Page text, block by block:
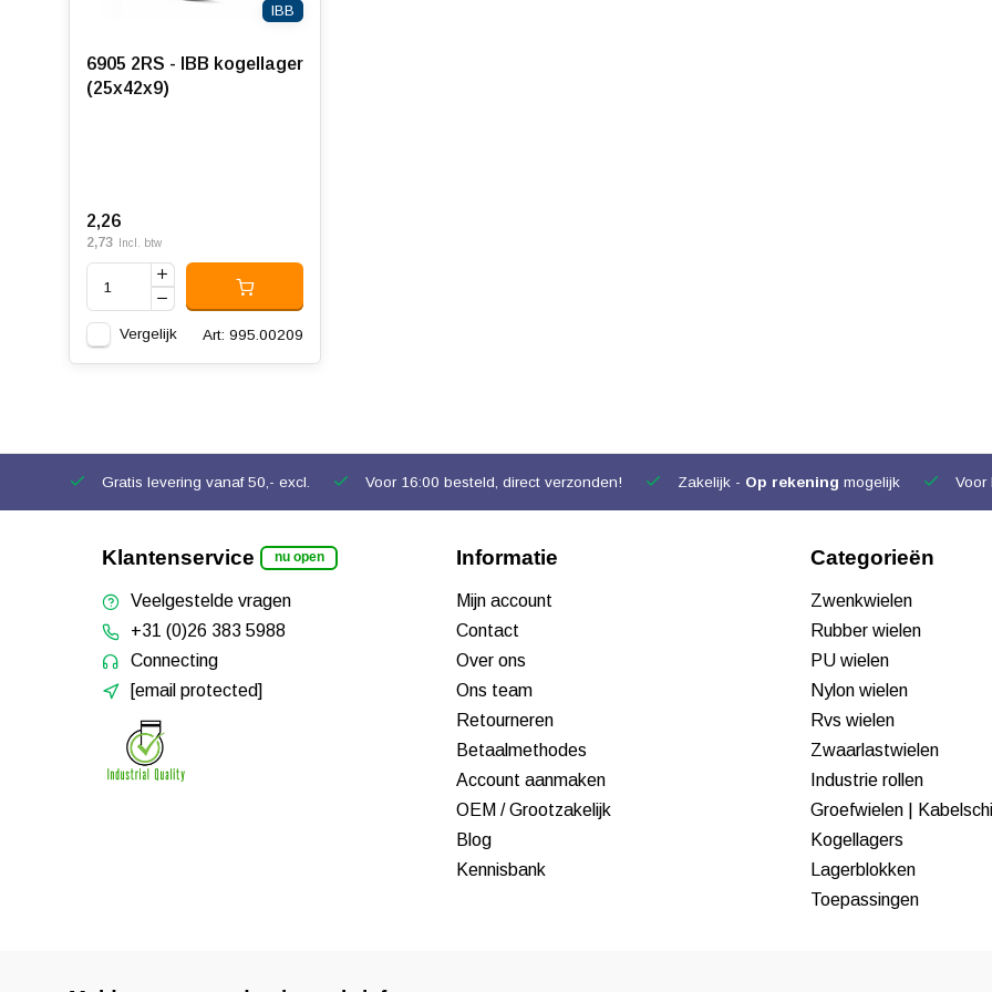
IBB
6905 2RS - IBB kogellager
(25x42x9)
2,26
2,73 Incl. btw
Vergelijk Art: 995.00209
Gratis levering vanaf 50,- excl. Voor 16:00 besteld, direct verzonden! Zakelijk - Op rekening mogelijk Voor
Klantenservice nu open
Veelgestelde vragen
+31 (0)26 383 5988
Connecting
[email protected]
Informatie
Mijn account
Contact
Over ons
Ons team
Retourneren
Betaalmethodes
Account aanmaken
OEM / Grootzakelijk
Blog
Kennisbank
Categorieën
Zwenkwielen
Rubber wielen
PU wielen
Nylon wielen
Rvs wielen
Zwaarlastwielen
Industrie rollen
Groefwielen |
Kogellagers
Lagerblokken
Toepassingen